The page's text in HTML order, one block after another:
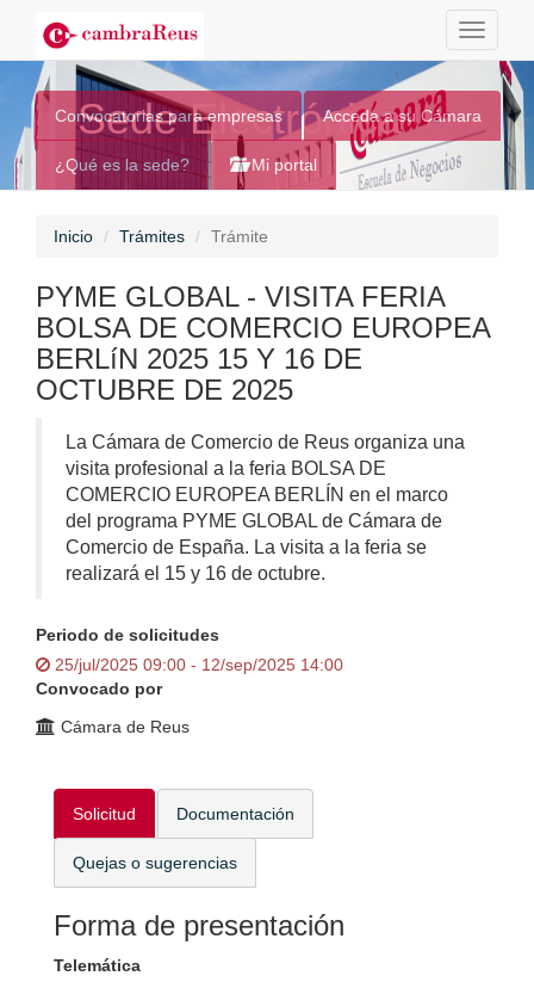
Toggle
Sede Electrónica
Convocatorias para empresas Acceda a su Cámara
¿Qué es la sede? Mi portal
Inicio Trámites Trámite
PYME GLOBAL - VISITA FERIA
BOLSA DE COMERCIO EUROPEA
BERLíN 2025 15 Y 16 DE
OCTUBRE DE 2025
La Cámara de Comercio de Reus organiza una
visita profesional a la feria BOLSA DE
COMERCIO EUROPEA BERLÍN en el marco
del programa PYME GLOBAL de Cámara de
Comercio de España. La visita a la feria se
realizará el 15 y 16 de octubre.
Periodo de solicitudes
25/jul/2025 09:00 - 12/sep/2025 14:00
Convocado por
Cámara de Reus
Solicitud Documentación
Quejas o sugerencias
Forma de presentación
Telemática